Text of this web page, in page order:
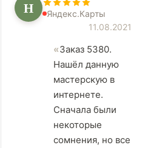
Н
Яндекс.Карты
11.08.2021
Заказ 5380.
Нашёл данную
мастерскую в
интернете.
Сначала были
некоторые
сомнения, но все